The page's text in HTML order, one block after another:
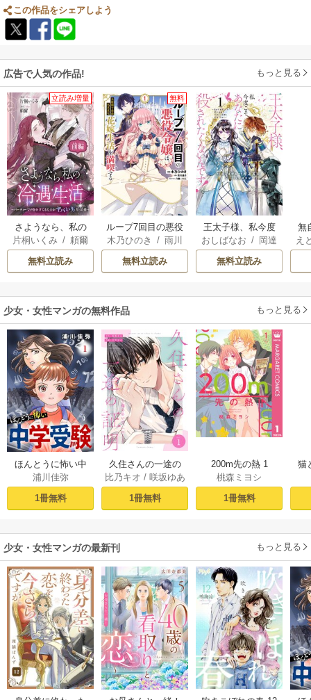
この作品をシェアしよう
広告で人気の作品! もっと見る
立読み増量
さようなら、私の
冷遇生活 ～パーテ
ィーで声をかけて
きたのがヤバい男
片桐いくみ /頼爾
無料立読み
無料
ループ7回目の悪役
令嬢は、元敵国で
自由気ままな花嫁
生活を満喫する
木乃ひのき /雨川
透子/八美☆わん
無料立読み
王太子様、私今度
こそあなたに殺さ
れたくないんで
す！ ～聖女に嵌め
二度目は串刺し回
避します！～
おしばなお / 岡達
英茉
/ 先崎真琴
無料立読み
無
も
え
少女・女性マンガの無料作品 もっと見る
ほんとうに怖い中
学受験【分冊版】
1
浦川佳弥
1冊無料
久住さんの一途の
証明～揺らめい
て、ハニー～ 1巻
比乃キオ / 咲坂ゆあ
1冊無料
200m先の熱 1
桃森ミヨシ
1冊無料
猫
少女・女性マンガの最新刊 もっと見る